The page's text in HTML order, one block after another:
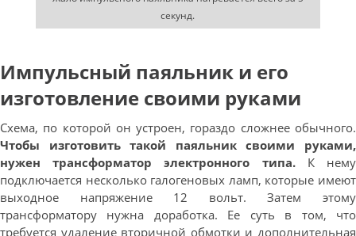
секунд.
Импульсный паяльник и его
изготовление своими руками
Схема, по которой он устроен, гораздо сложнее обычного.
Чтобы изготовить такой паяльник своими руками,
нужен трансформатор электронного типа.К нему
подключается несколько галогеновых ламп, которые имеют
выходное напряжение 12 вольт. Затем этому
трансформатору нужна доработка. Ее суть в том, что
требуется удаление вторичной обмотки и дополнительная